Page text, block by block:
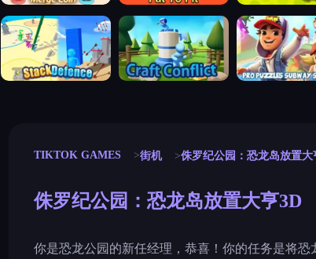
stack defence craft conflict subway
TIKTOK GAMES 街机 侏罗纪公园：恐龙岛放置大
侏罗纪公园：恐龙岛放置大亨3D
你是恐龙公园的新任经理，恭喜！你的任务是将恐